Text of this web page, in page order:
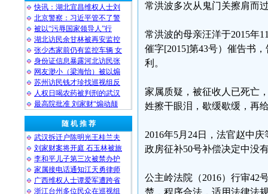
快讯：湖北宜昌维权人士刘
北京警察：习近平管不了警
被以“污辱国家领导人”行
湖北访民余甘林被再安监控
张少杰家前仍有监控车辆 女
身份证信息暴露河北访民张
网友渺小（梁海怡）被以煽
苏州访民钱才珍找巡视组反
人权日喝农药被判刑的武汉
最高院批准 刘家财“煽动颠
随 机 推 荐
武汉拆迁户陈明光王桂兰夫
刘家财案将开庭 石玉林被旅
李和平儿子第三次被禁办护
家属接电话通知江天勇律师
广西维权人士谭爱军遭跨省
浙江台州多位民众在巡视组
常洪波多次从鬼门关擦肩而
常洪波的母亲汪洋于2015年
催字[2015]第43号）催告书
利。
家属质疑，被征收人已死亡
姓擦干眼泪，歇缓歇缓，再
2016年5月24日，法官赵中
政房征补50号补偿决定中没
公主岭法院（2016）行审42
楚，程序合法，适用法律法